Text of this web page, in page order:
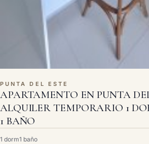
PUNTA DEL ESTE
APARTAMENTO EN PUNTA
ALQUILER TEMPORARIO 1
1 BAÑO
1 dorm1 baño